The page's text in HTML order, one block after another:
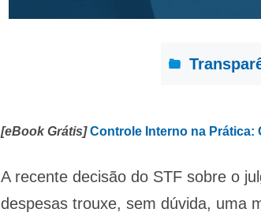
[eBook Grátis]Controle Interno na Prática:
A recente decisão do STF sobre o
despesas trouxe, sem dúvida, uma